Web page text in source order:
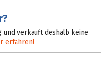
und verkauft deshalb keine
erfahren!